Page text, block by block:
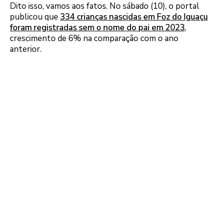
Dito isso, vamos aos fatos. No sábado (10), o portal
publicou que 334 crianças nascidas em Foz do Iguaçu
foram registradas sem o nome do pai em 2023,
crescimento de 6% na comparação com o ano
anterior.